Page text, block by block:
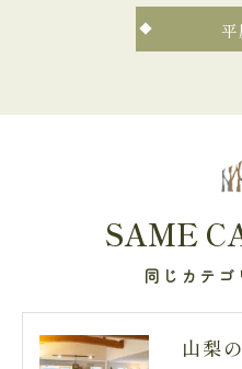
平
同じカテゴ
SAME
山梨